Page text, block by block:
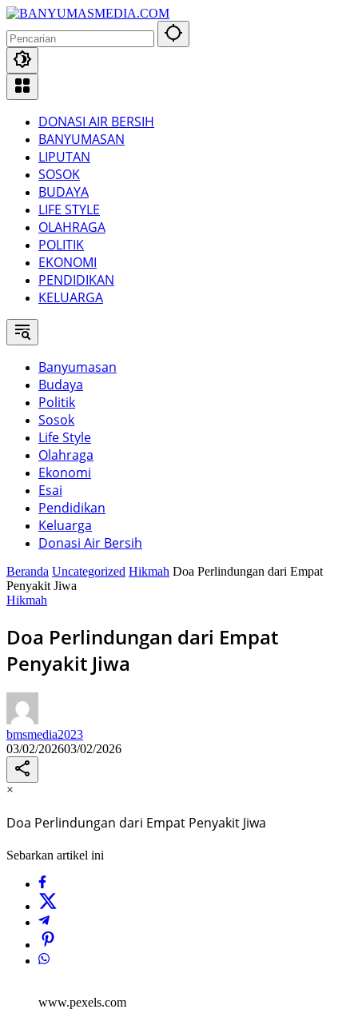
Langsung
konten
DONASI AIR BERSIH
BANYUMASAN
LIPUTAN
SOSOK
BUDAYA
LIFE STYLE
OLAHRAGA
POLITIK
EKONOMI
PENDIDIKAN
KELUARGA
Banyumasan
Budaya
Politik
Sosok
Life Style
Olahraga
Ekonomi
Esai
Pendidikan
Keluarga
Donasi Air Bersih
Beranda Uncategorized Hikmah Doa Perlindungan dari Empat
Penyakit Jiwa
Hikmah
Doa Perlindungan dari Empat
Penyakit Jiwa
bmsmedia2023
03/02/202603/02/2026
×
Doa Perlindungan dari Empat Penyakit Jiwa
Sebarkan artikel ini
www.pexels.com